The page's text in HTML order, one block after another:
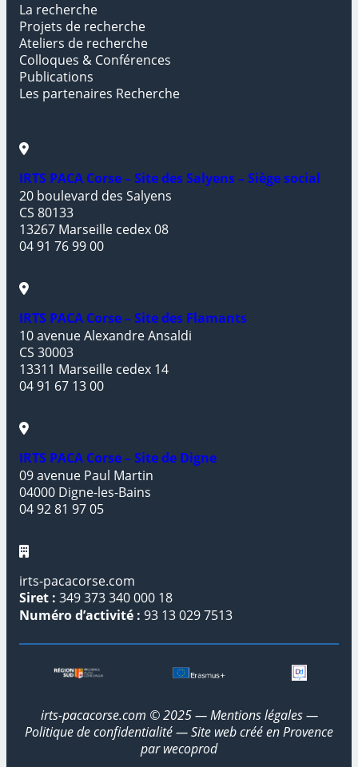
La recherche
Projets de recherche
Ateliers de recherche
Colloques & Conférences
Publications
Les partenaires Recherche
IRTS PACA Corse – Site des Salyens – Siège social
20 boulevard des Salyens
CS 80133
13267 Marseille cedex 08
04 91 76 99 00
IRTS PACA Corse – Site des Flamants
10 avenue Alexandre Ansaldi
CS 30003
13311 Marseille cedex 14
04 91 67 13 00
IRTS PACA Corse – Site de Digne
09 avenue Paul Martin
04000 Digne-les-Bains
04 92 81 97 05
irts-pacacorse.com
Siret : 349 373 340 000 18
Numéro d’activité : 93 13 029 7513
irts-pacacorse.com © 2025 —Mentions légales—
Politique de confidentialité— Site web créé en Provence
parwecoprod